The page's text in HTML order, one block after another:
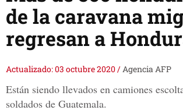
de la caravana
regresan a
Actualizado: 03 octubre 2020/Agencia AFP
Están siendo llevados en camiones
soldados de Guatemala.